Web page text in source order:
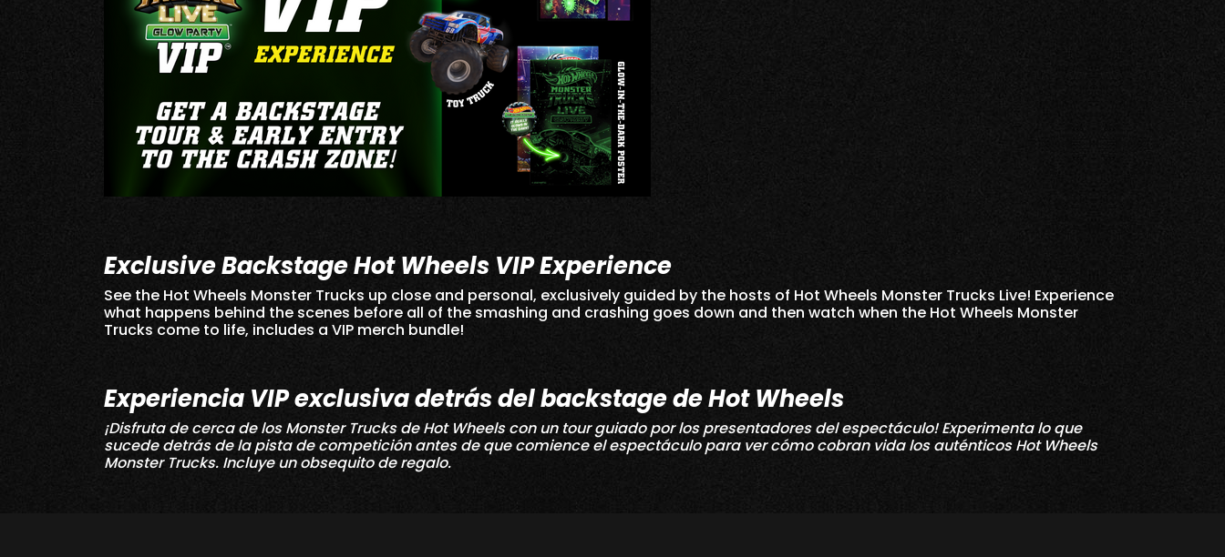
Exclusive Backstage Hot Wheels VIP Experience
See the Hot Wheels Monster Trucks up close and personal, exclusively guided by the hosts of Hot Wheels Monster Trucks Live! Experience
what happens behind the scenes before all of the smashing and crashing goes down and then watch when the Hot Wheels Monster
Trucks come to life, includes a VIP merch bundle!
Experiencia VIP exclusiva detrás del backstage de Hot Wheels
¡Disfruta de cerca de los Monster Trucks de Hot Wheels con un tour guiado por los presentadores del espectáculo! Experimenta lo que
sucede detrás de la pista de competición antes de que comience el espectáculo para ver cómo cobran vida los auténticos Hot Wheels
Monster Trucks. Incluye un obsequito de regalo.